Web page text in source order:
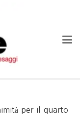
per il quarto